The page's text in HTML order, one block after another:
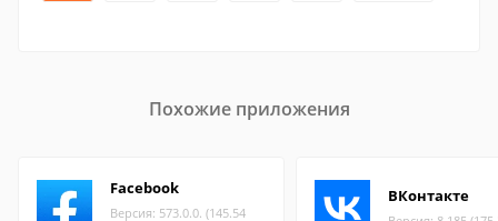
Похожие приложения
Facebook
Версия: 573.0.0. (145.54
ВКонтакте